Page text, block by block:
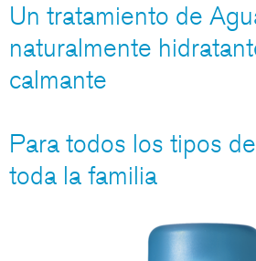
Un tratamiento de
naturalmente
calmante
Para todos los tipos
toda la familia